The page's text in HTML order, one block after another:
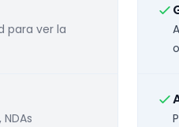
para ver la